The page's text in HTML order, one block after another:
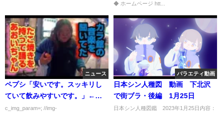
◆ ホームページ htt...
ニュース
ペプシ「安いです。スッキリし
ていて飲みやすいです。」←コ
カ・コーラに勝てない理由
c_img_param=; //img-
バラエティ動画
日本シン人種図 動画 下北沢
で街ブラ・後編 1月25日
日本シン人種図鑑 2023年1月25日内容：